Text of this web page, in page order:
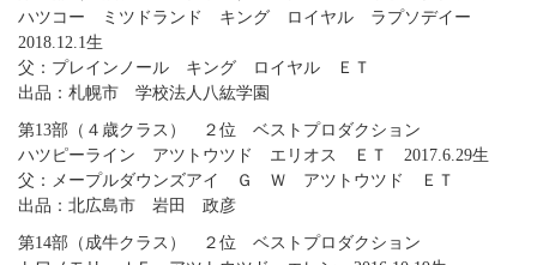
ハツコー ミツドランド キング ロイヤル ラプソデイー
2018.12.1生
父：プレインノール キング ロイヤル ＥＴ
出品：札幌市 学校法人八紘学園
第13部（４歳クラス） ２位 ベストプロダクション
ハツピーライン アツトウツド エリオス ＥＴ 2017.6.29生
父：メープルダウンズアイ Ｇ Ｗ アツトウツド ＥＴ
出品：北広島市 岩田 政彦
第14部（成牛クラス） ２位 ベストプロダクション